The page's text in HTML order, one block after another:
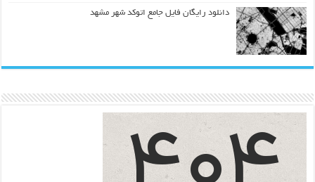
دانلود رایگان فایل جامع اتوکد شهر مشهد